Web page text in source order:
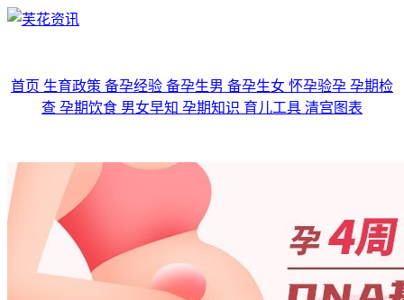
首页 生育政策 备孕经验 备孕生男 备孕生女 怀孕验孕 孕期检
查 孕期饮食 男女早知 孕期知识 育儿工具 清宫图表